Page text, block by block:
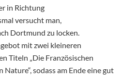
in Richtung
versucht man,
Dortmund zu locken.
mit zwei kleineren
Titeln „Die Französischen
sodass am Ende eine gut